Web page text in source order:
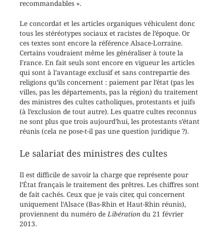
recommandables ».
Le concordat et les articles organiques véhiculent donc
tous les stéréotypes sociaux et racistes de l’époque. Or
ces textes sont encore la référence Alsace-Lorraine.
Certains voudraient même les généraliser à toute la
France. En fait seuls sont encore en vigueur les articles
qui sont à l’avantage exclusif et sans contrepartie des
religions qu’ils concernent : paiement par l’état (pas les
villes, pas les départements, pas la région) du traitement
des ministres des cultes catholiques, protestants et juifs
(à l’exclusion de tout autre). Les quatre cultes reconnus
ne sont plus que trois aujourd’hui, les protestants s’étant
réunis (cela ne pose-t-il pas une question juridique ?).
Le salariat des ministres des cultes
Il est difficile de savoir la charge que représente pour
l’État français le traitement des prêtres. Les chiffres sont
de fait cachés. Ceux que je vais citer, qui concernent
uniquement l’Alsace (Bas-Rhin et Haut-Rhin réunis),
proviennent du numéro deLibération du 21 février
2013.